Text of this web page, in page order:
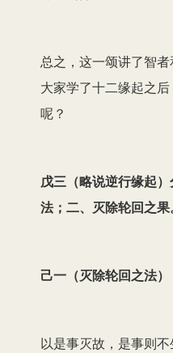
总之，这一颂讲了智
大家学了十二缘起之
呢？
戊三（略说逆行缘起
法；二、灭除轮回之果
己一（灭除轮回之法）
以是事灭故，是事则不